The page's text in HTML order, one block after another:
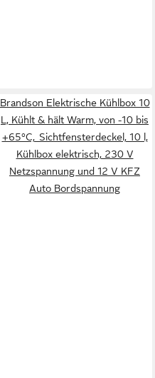
Brandson Elektrische Kühlbox 10
L, Kühlt & hält Warm, von -10 bis
+65°C, Sichtfensterdeckel, 10 l,
Kühlbox elektrisch, 230 V
Netzspannung und 12 V KFZ
Auto Bordspannung